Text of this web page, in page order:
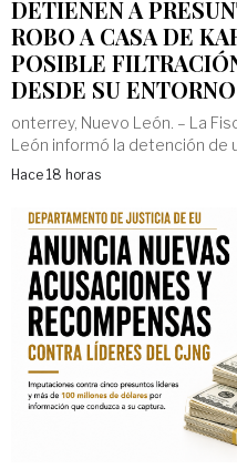
DETIENEN A
ROBO A CASA DE
POSIBLE
DESDE SU ENTORNO
onterrey, Nuevo León. – La
León informó la detención de
Hace 18 horas